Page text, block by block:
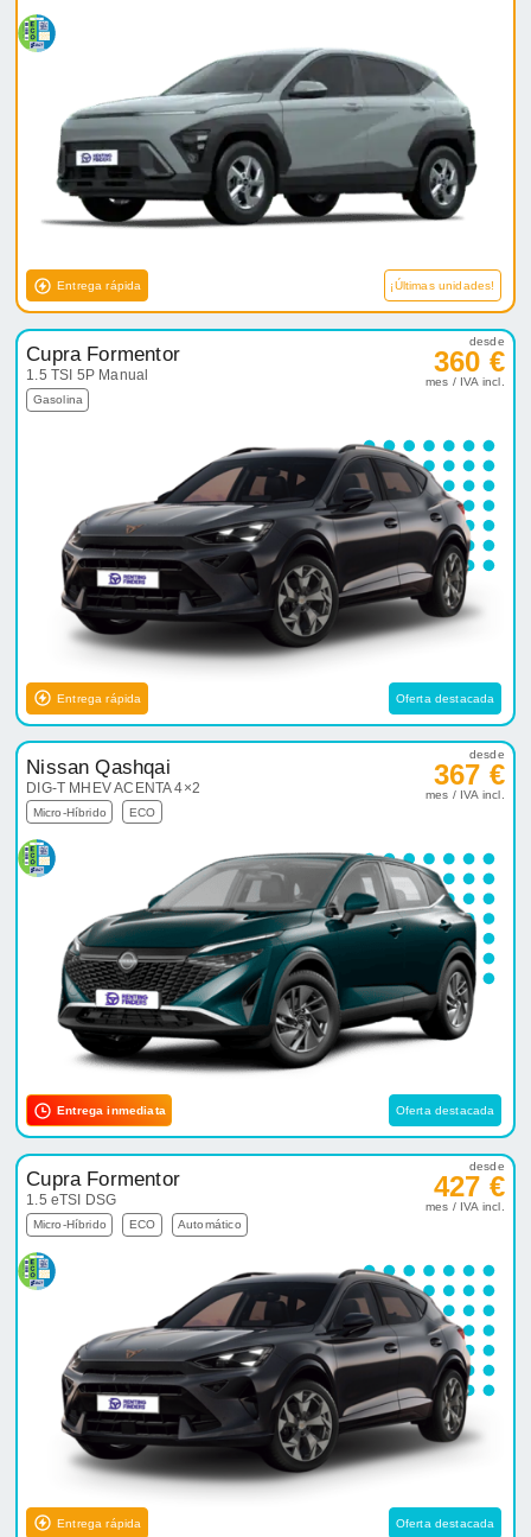
Entrega rápida ¡Últimas unidades!
Cupra Formentor
1.5 TSI 5P Manual
Gasolina
desde
360 €
mes / IVA incl.
Entrega rápida Oferta destacada
Nissan Qashqai
DIG-T MHEV ACENTA 4×2
Micro-Híbrido ECO
desde
367 €
mes / IVA incl.
Entrega inmediata Oferta destacada
Cupra Formentor
1.5 eTSI DSG
Micro-Híbrido ECO Automático
desde
427 €
mes / IVA incl.
Entrega rápida Oferta destacada